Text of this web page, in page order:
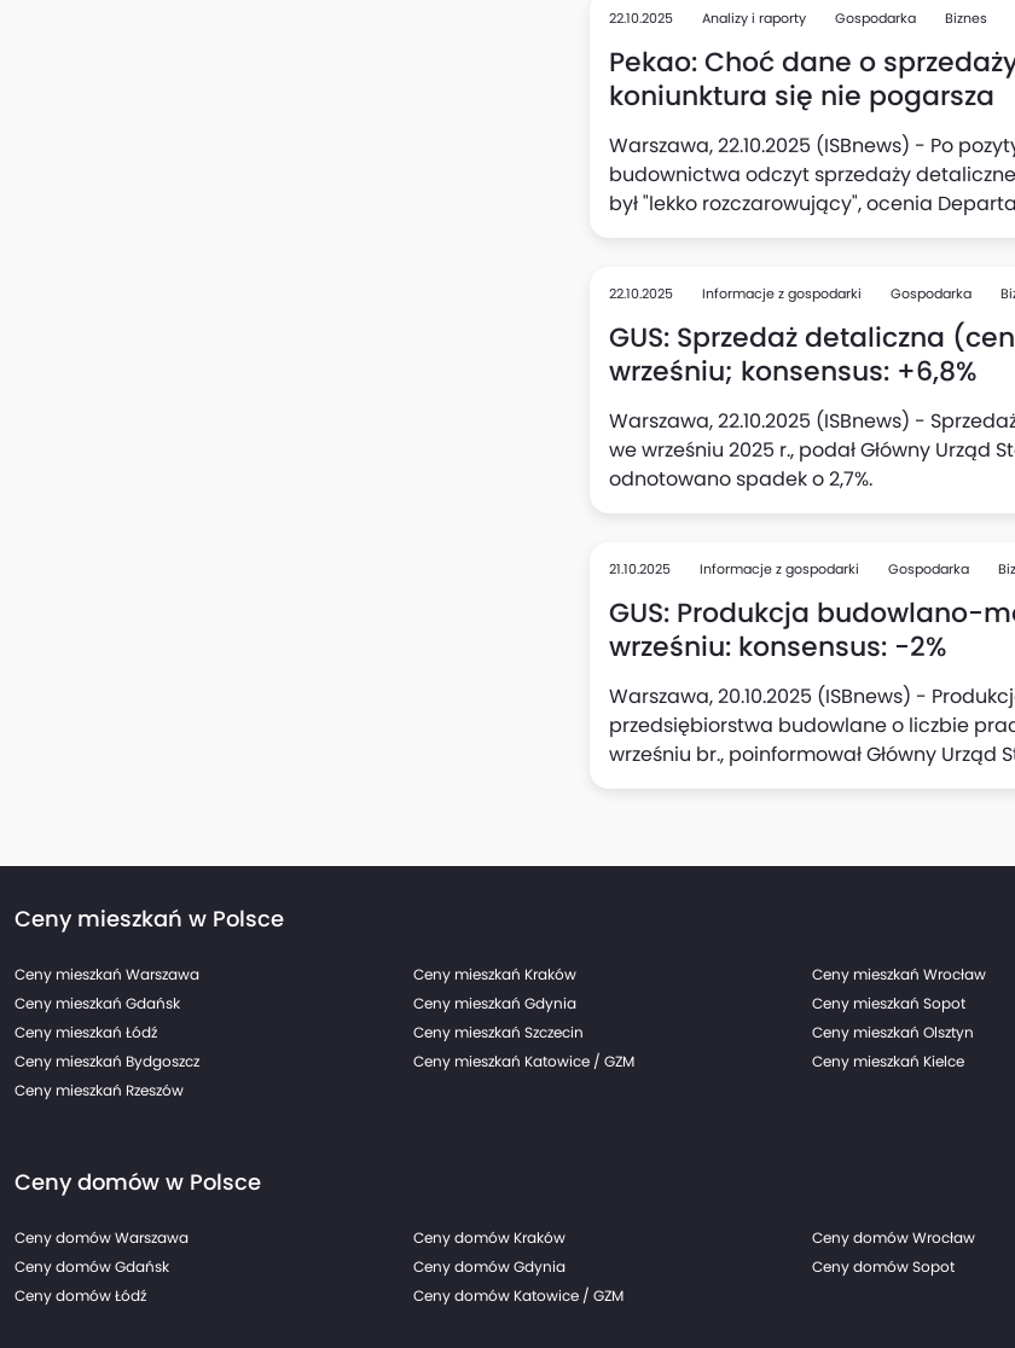
deklarujących zamiar rozpoczęcia nowych
kwartale.
22.10.2025 Analizy i raporty Gospodarka Biznes
Pekao: Choć dane o
koniunktura się nie pogarsza
Warszawa, 22.10.2025 (ISBnews) - Po
budownictwa odczyt sprzedaży detalicznej
był "lekko rozczarowujący", ocenia
Tym niemniej nie oznacza to pogorszenia
22.10.2025 Informacje z gospodarki Gospodarka
GUS: Sprzedaż detaliczna
wrześniu; konsensus: +6,8%
Warszawa, 22.10.2025 (ISBnews) -
we wrześniu 2025 r., podał Główny Urząd
odnotowano spadek o 2,7%.
21.10.2025 Informacje z gospodarki Gospodarka
GUS: Produkcja budowlano-
wrześniu: konsensus: -2%
Warszawa, 20.10.2025 (ISBnews) -
przedsiębiorstwa budowlane o liczbie
wrześniu br., poinformował Główny
odnotowano wzrost o 20,6%.
Ceny mieszkań w Polsce
Ceny mieszkań Warszawa Ceny mieszkań Kraków Ceny mieszkań Wrocław
Ceny mieszkań Gdańsk
Ceny mieszkań Gdynia Ceny mieszkań Sopot
Ceny mieszkań Łódź
Ceny mieszkań Szczecin Ceny mieszkań Olsztyn
Ceny mieszkań Bydgoszcz
Ceny mieszkań Katowice / GZM Ceny mieszkań Kielce
Ceny mieszkań Rzeszów
Ceny domów w Polsce
Ceny domów Warszawa Ceny domów Kraków Ceny domów Wrocław
Ceny domów Gdańsk
Ceny domów Gdynia Ceny domów Sopot
Ceny domów Łódź
Ceny domów Katowice / GZM